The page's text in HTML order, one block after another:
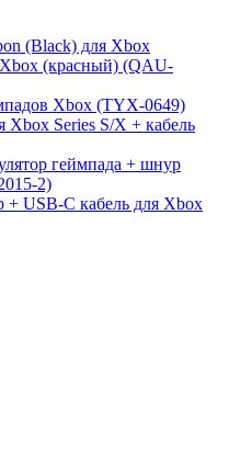
(Black) для Xbox
(красный) (QAU-
Xbox (TYX-0649)
Xbox Series S/X + кабель
геймпада + шнур
2)
USB-C кабель для Xbox